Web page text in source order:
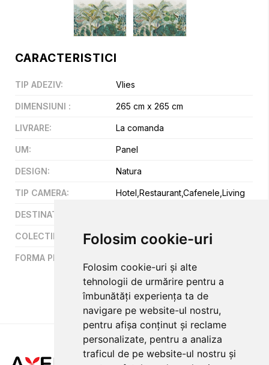
Folosim cookie-uri
Folosim cookie-uri și alte
tehnologii de urmărire pentru a
îmbunătăți experiența ta de
navigare pe website-ul nostru,
pentru afișa conținut și reclame
personalizate, pentru a analiza
traficul de pe website-ul nostru și
CARACTERISTICI
TIP ADEZIV: Vlies
DIMENSIUNI : 265 cm x 265 cm
LIVRARE: La comanda
UM: Panel
DESIGN: Natura
TIP CAMERA: Hotel,Restaurant,Cafenele,Living
DESTINATIE
COLECTII Magic Walls
FORMA PREZENTARE